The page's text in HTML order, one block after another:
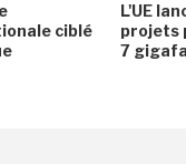
ciblé
L'UE
projets
7